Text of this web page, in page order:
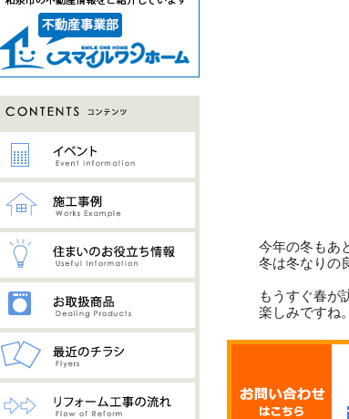
今年の冬もあ
冬は冬なりの
もうすぐ春が
楽しみですね。